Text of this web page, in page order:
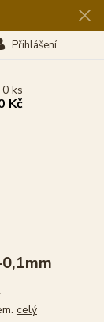
Přihlášení
0ks
Kč
celý